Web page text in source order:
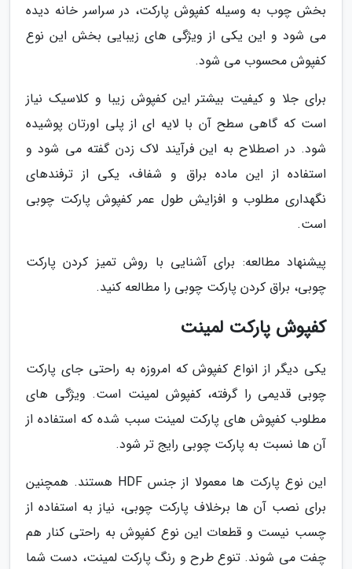
بخش چوب به وسیله کفپوش پارکت، در سراسر خانه دیده
می شود و این یکی از ویژگی های زیبایی بخش این نوع
کفپوش محسوب می شود.
برای جلا و کیفیت بیشتر این کفپوش زیبا و کلاسیک نیاز
است که گاهی سطح آن با لایه ای از پلی اورتان پوشیده
شود. در اصطلاح به این فرآیند لاک زدن گفته می شود و
استفاده از این ماده براق و شفاف، یکی از ترفندهای
نگهداری مطلوب و افزایش طول عمر کفپوش پارکت چوبی
است.
پیشنهاد مطالعه: برای آشنایی با روش تمیز کردن پارکت
چوبی، براق کردن پارکت چوبی را مطالعه کنید.
کفپوش پارکت لمینت
یکی دیگر از انواع کفپوش که امروزه به راحتی جای پارکت
چوبی قدیمی را گرفته، کفپوش لمینت است. ویژگی های
مطلوب کفپوش های پارکت لمینت سبب شده که استفاده از
آن ها نسبت به پارکت چوبی رایج تر شود.
این نوع پارکت ها معمولا از جنس HDF هستند. همچنین
برای نصب آن ها برخلاف پارکت چوبی، نیاز به استفاده از
چسب نیست و قطعات این نوع کفپوش به راحتی کنار هم
چفت می شوند. تنوع طرح و رنگ پارکت لمینت، دست شما